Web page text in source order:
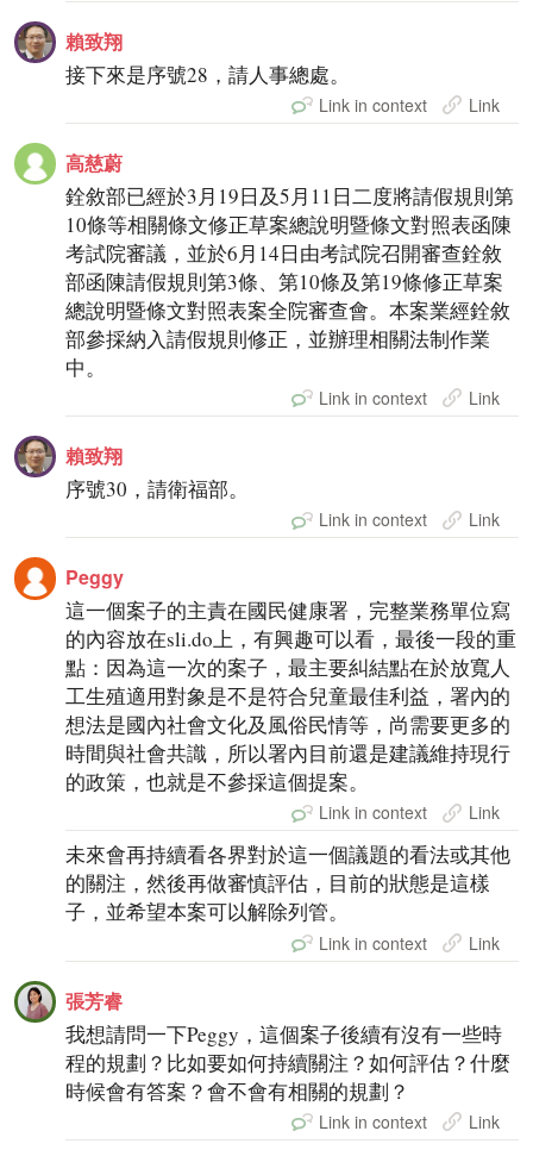
賴致翔
接下來是序號28，請人事總處。
Link in context Link
高慈蔚
銓敘部已經於3月19日及5月11日二度將請假規則第
10條等相關條文修正草案總說明暨條文對照表函陳
考試院審議，並於6月14日由考試院召開審查銓敘
部函陳請假規則第3條、第10條及第19條修正草案
總說明暨條文對照表案全院審查會。本案業經銓敘
部參採納入請假規則修正，並辦理相關法制作業
中。
Link in context Link
賴致翔
序號30，請衛福部。
Link in context Link
Peggy
這一個案子的主責在國民健康署，完整業務單位寫
的內容放在sli.do上，有興趣可以看，最後一段的重
點：因為這一次的案子，最主要糾結點在於放寬人
工生殖適用對象是不是符合兒童最佳利益，署內的
想法是國內社會文化及風俗民情等，尚需要更多的
時間與社會共識，所以署內目前還是建議維持現行
的政策，也就是不參採這個提案。
Link in context Link
未來會再持續看各界對於這一個議題的看法或其他
的關注，然後再做審慎評估，目前的狀態是這樣
子，並希望本案可以解除列管。
Link in context Link
張芳睿
我想請問一下Peggy，這個案子後續有沒有一些時
程的規劃？比如要如何持續關注？如何評估？什麼
時候會有答案？會不會有相關的規劃？
Link in context Link